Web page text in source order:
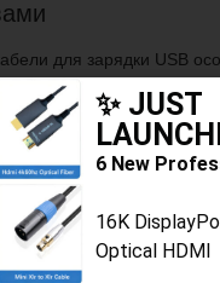
для зарядки USB
имеющих
типами USB-
пользователи могут
и подключать
экономичное решение для
Передача данных и
✨ JUST
6 New
16K
Optical HDMI